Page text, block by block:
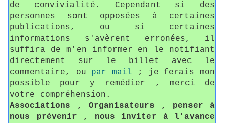
de convivialité. Cependant si des
personnes sont opposées à certaines
publications, ou si certaines
informations s'avèrent erronées, il
suffira de m'en informer en le notifiant
directement sur le billet avec le
commentaire, ou par mail ; je ferais mon
possible pour y remédier , merci de
votre compréhension.
Associations , Organisateurs , penser à
nous prévenir , nous inviter à l'avance